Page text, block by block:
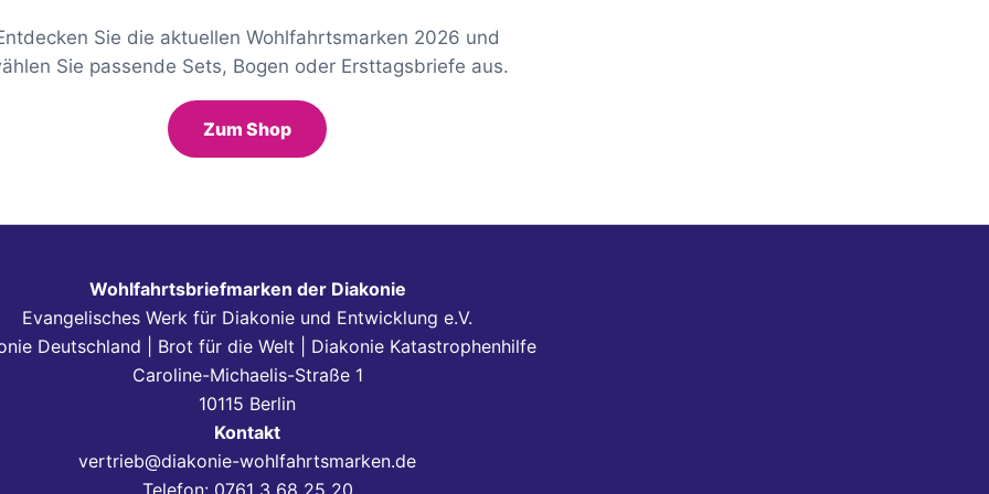
Sie die aktuellen Wohlfahrtsmarken 2026 und
Sie passende Sets, Bogen oder Ersttagsbriefe aus.
Zum Shop
Wohlfahrtsbriefmarken der Diakonie
Evangelisches Werk für Diakonie und Entwicklung e.V.
Deutschland | Brot für die Welt | Diakonie Katastrophenhilfe
Caroline-Michaelis-Straße 1
10115 Berlin
Kontakt
vertrieb@diakonie-wohlfahrtsmarken.de
Telefon: 0761 3 68 25 20